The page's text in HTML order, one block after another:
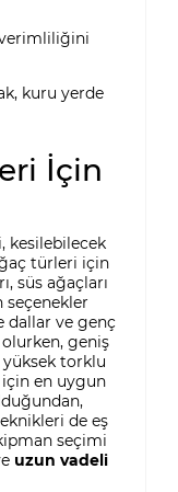
kuru yerde
İçin
kesilebilecek
türleri için
süs ağaçları
dallar ve genç
geniş
torklu
en uygun
de eş
seçimi
uzun vadeli